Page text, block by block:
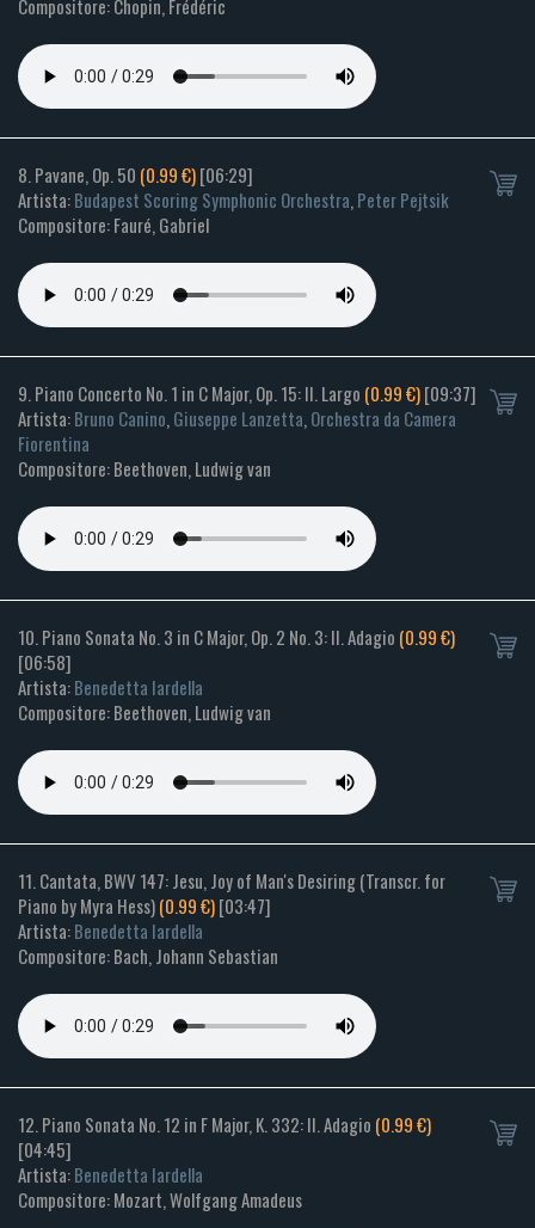
Compositore: Chopin, Frédéric
8. Pavane, Op. 50 (0.99 €)[06:29]
Artista:Budapest Scoring Symphonic Orchestra,Peter Pejtsik
Compositore: Fauré, Gabriel
9. Piano Concerto No. 1 in C Major, Op. 15: II. Largo (0.99 €)[09:37]
Artista:Bruno Canino,Giuseppe Lanzetta,Orchestra da Camera
Fiorentina
Compositore: Beethoven, Ludwig van
10. Piano Sonata No. 3 in C Major, Op. 2 No. 3: II. Adagio (0.99 €)
[06:58]
Artista:Benedetta Iardella
Compositore: Beethoven, Ludwig van
11. Cantata, BWV 147: Jesu, Joy of Man's Desiring (Transcr. for
Piano by Myra Hess)(0.99 €)[03:47]
Artista:Benedetta Iardella
Compositore: Bach, Johann Sebastian
12. Piano Sonata No. 12 in F Major, K. 332: II. Adagio (0.99 €)
[04:45]
Artista:Benedetta Iardella
Compositore: Mozart, Wolfgang Amadeus